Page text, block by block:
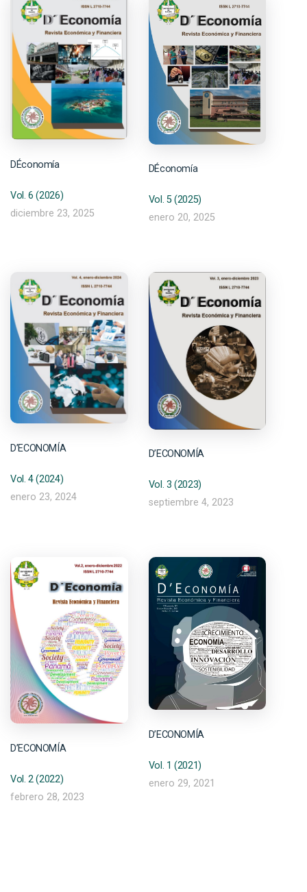
DÉconomía
Vol. 6 (2026)
diciembre 23, 2025
DÉconomía
Vol. 5 (2025)
enero 20, 2025
D’ECONOMÍA
Vol. 4 (2024)
enero 23, 2024
D’ECONOMÍA
Vol. 3 (2023)
septiembre 4, 2023
D’ECONOMÍA
Vol. 2 (2022)
febrero 28, 2023
D’ECONOMÍA
Vol. 1 (2021)
enero 29, 2021